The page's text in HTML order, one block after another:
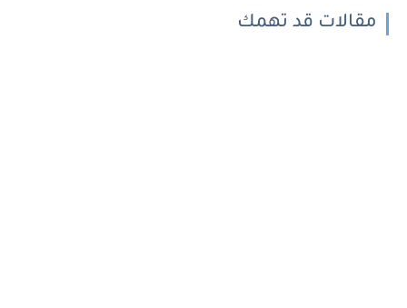
مقالات قد تهمك